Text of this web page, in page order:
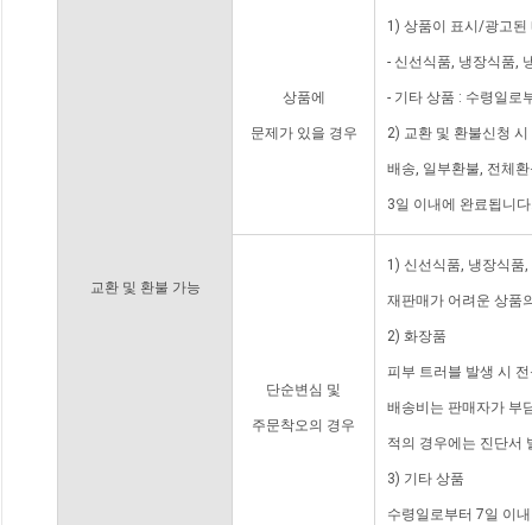
교환 및 환불 가능
상품에
문제가 있을 경우
1) 상품이 표시/광고된
- 신선식품, 냉장식품,
- 기타 상품 : 수령일로
2) 교환 및 환불신청
배송, 일부환불, 전체
3일 이내에 완료됩니
단순변심 및
주문착오의 경우
1) 신선식품, 냉장식품
재판매가 어려운 상품
2) 화장품
피부 트러블 발생 시
배송비는 판매자가 부
적의 경우에는 진단서
3) 기타 상품
수령일로부터 7일 이